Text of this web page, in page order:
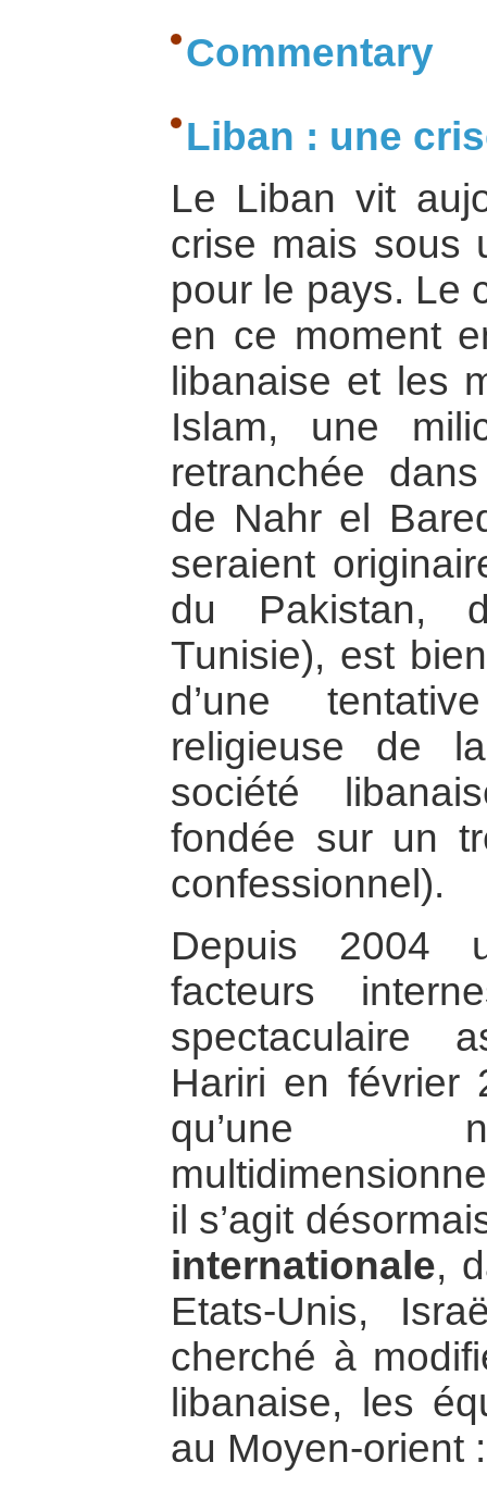
Commentary
Liban : une
Le Liban vit
crise mais sous
pour le pays. Le
en ce moment
libanaise et les
Islam, une
retranchée
de Nahr el
seraient
du Pakistan,
Tunisie), est
d’une
religieuse de
société
fondée sur un
confessionnel).
Depuis 2004
facteurs
spectaculaire
Hariri en février
qu’une
il s’agit
internationale,
Etats-Unis,
cherché à
libanaise, les
au Moyen-orient :